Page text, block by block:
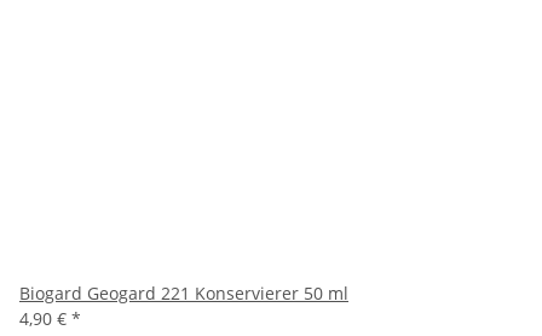
Biogard Geogard 221 Konservierer 50 ml
4,90 € *